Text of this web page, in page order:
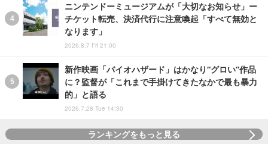
ニンテンドーミュージアムが「大切なお知らせ」ー
チケット転売、決済代行に注意喚起「すべて無効と
なります」
2026.8.7 Fri 21:00
新作映画「バイオハザード」はかなり“グロい”作品
に？監督が「これまで手掛けてきたなかで最も暴力
的」と語る
2026.7.28 Tue 14:30
ランキングをもっと見る